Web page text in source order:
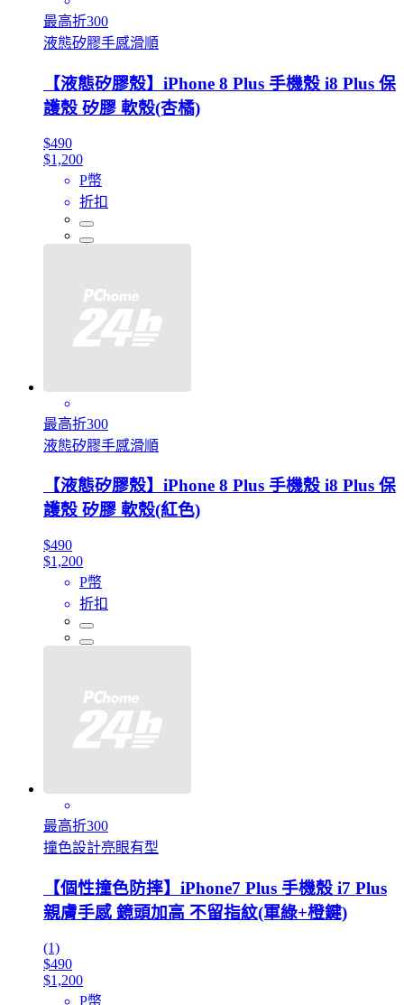
最高折300
液態矽膠手感滑順
【液態矽膠殼】iPhone 8 Plus 手機殼 i8 Plus 保
護殼 矽膠 軟殼(杏橘)
$490
$1,200
P幣
折扣
最高折300
液態矽膠手感滑順
【液態矽膠殼】iPhone 8 Plus 手機殼 i8 Plus 保
護殼 矽膠 軟殼(紅色)
$490
$1,200
P幣
折扣
最高折300
撞色設計亮眼有型
【個性撞色防摔】iPhone7 Plus 手機殼 i7 Plus
親膚手感 鏡頭加高 不留指紋(軍綠+橙鍵)
(1)
$490
$1,200
P幣